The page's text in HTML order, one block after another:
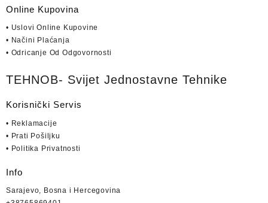
Online Kupovina
• Uslovi Online Kupovine
• Načini Plaćanja
• Odricanje Od Odgovornosti
TEHNOB- Svijet Jednostavne Tehnike
Korisnički Servis
• Reklamacije
• Prati Pošiljku
• Politika Privatnosti
Info
Sarajevo, Bosna i Hercegovina